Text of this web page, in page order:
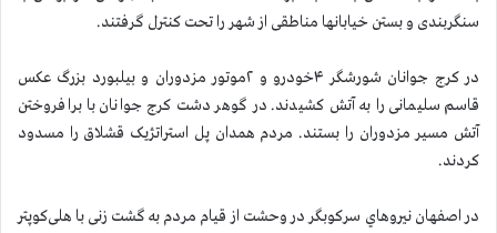
سنگربندی و بستن خیابانها مناطقی از شهر را تحت کنترل گرفتند.
در کرج جوانان شورشگر ۴خودرو و ۲موتور مزدوران و بیلبورد بزرگ عکس
قاسم سلیمانی را به آتش كشيدند. در گوهر دشت کرج جوانان با برافروختن
آتش مسیر مزدوران را بستند. مردم همدان پل استراتژیک قشلاق را مسدود
کردند.
در اصفهان نيروهاي سركوبگر در وحشت از قیام مردم به گشت زنی با هلی‌کوپتر